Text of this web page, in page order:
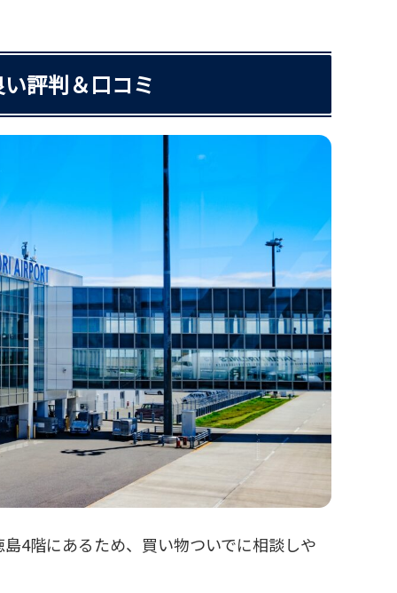
評判＆口コミ
4階にあるため、買い物ついでに相談しや